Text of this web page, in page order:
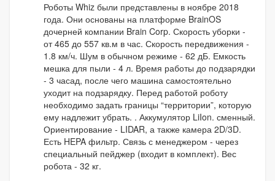
Роботы Whiz были представлены в ноябре 2018
года. Они основаны на платформе BrainOS
дочерней компании Brain Corp. Скорость уборки -
от 465 до 557 кв.м в час. Скорость передвижения -
1.8 км/ч. Шум в обычном режиме - 62 дБ. Емкость
мешка для пыли - 4 л. Время работы до подзарядки
- 3 часад, после чего машина самостоятельно
уходит на подзарядку. Перед работой роботу
необходимо задать границы “территории”, которую
ему надлежит убрать. . Аккумулятор LiIon. сменный.
Ориентирование - LIDAR, а также камера 2D/3D.
Есть HEPA фильтр. Связь с менеджером - через
специальный пейджер (входит в комплект). Вес
робота - 32 кг.